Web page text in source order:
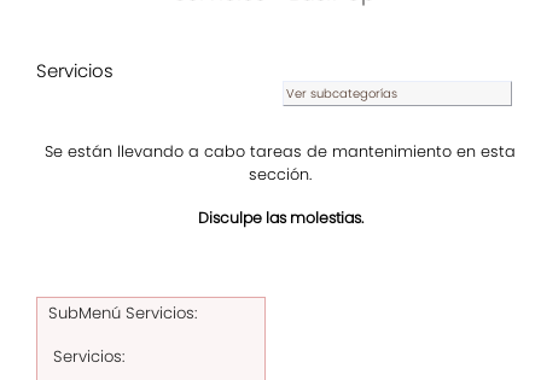
Servicios
Ver subcategorías
Se están llevando a cabo tareas de mantenimiento en esta
sección.
Disculpe las molestias.
SubMenú Servicios:
Servicios: